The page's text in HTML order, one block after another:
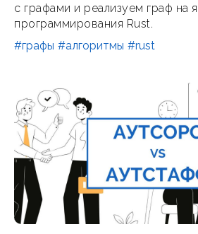
с графами и реализуем граф на
программирования Rust.
#графы #алгоритмы #rust